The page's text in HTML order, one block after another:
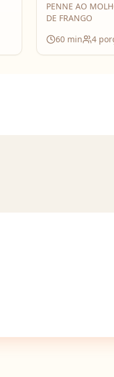
PENNE AO
DE FRANGO
60min 4